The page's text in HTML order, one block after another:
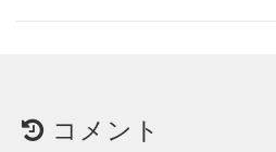
コメント